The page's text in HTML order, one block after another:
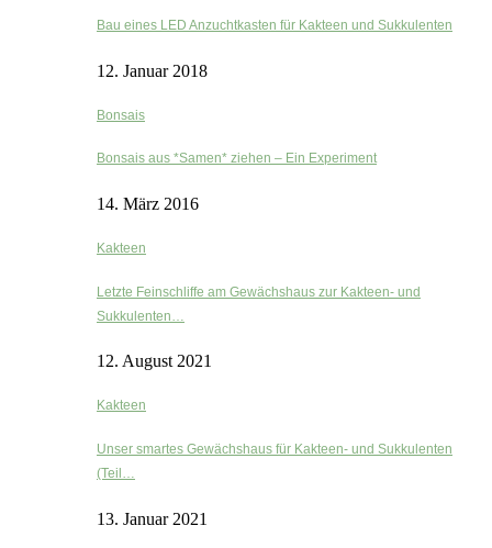
Bau eines LED Anzuchtkasten für Kakteen und Sukkulenten
12. Januar 2018
Bonsais
Bonsais aus *Samen* ziehen – Ein Experiment
14. März 2016
Kakteen
Letzte Feinschliffe am Gewächshaus zur Kakteen- und
Sukkulenten…
12. August 2021
Kakteen
Unser smartes Gewächshaus für Kakteen- und Sukkulenten
(Teil…
13. Januar 2021